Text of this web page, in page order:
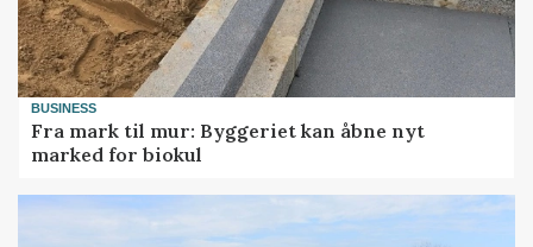
BUSINESS
Fra mark til mur: Byggeriet kan åbne nyt
marked for biokul